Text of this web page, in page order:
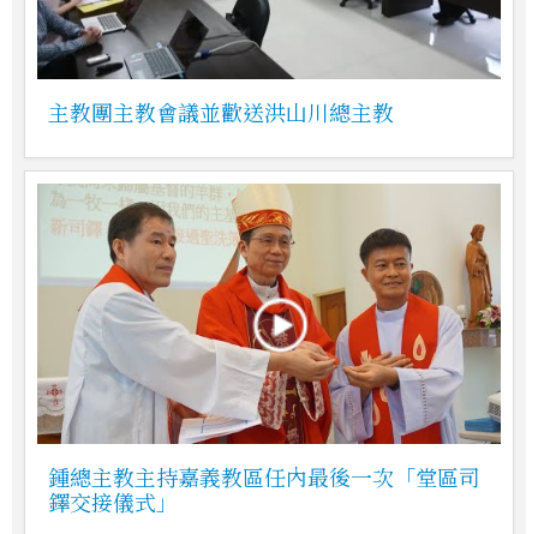
主教團主教會議並歡送洪山川總主教
鍾總主教主持嘉義教區任內最後一次「堂區司
鐸交接儀式」